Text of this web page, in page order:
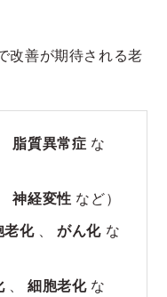
改善が期待される老
脂質異常症 な
神経変性 など）
老化、がん化 な
、細胞老化な